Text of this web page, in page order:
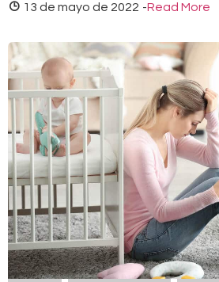
13 de mayo de 2022 -Read More